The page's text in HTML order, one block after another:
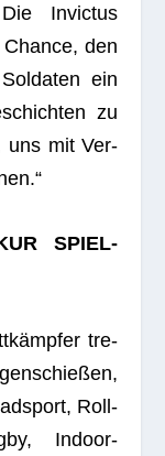
Invic­tus
den
ein
zu
uns mit Ver­
SPIEL-
tre­
Roll­
Indoor-